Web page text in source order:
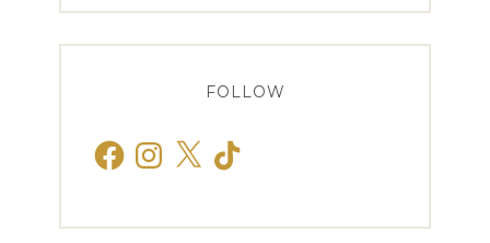
FOLLOW
FacebookInstagram
X TikTok